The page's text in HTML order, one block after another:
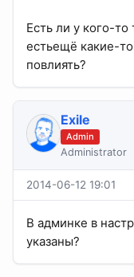
Есть ли у кого-то
естьещё какие-
повлиять?
Exile
Admin
Administrator
2014-06-12 19:01
В админке в
указаны?